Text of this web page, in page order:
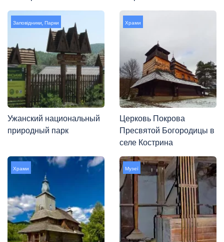
Заповідники, Парки
Ужанский национальный
природный парк
Храми
Церковь Покрова
Пресвятой Богородицы в
селе Кострина
Храми Музеї